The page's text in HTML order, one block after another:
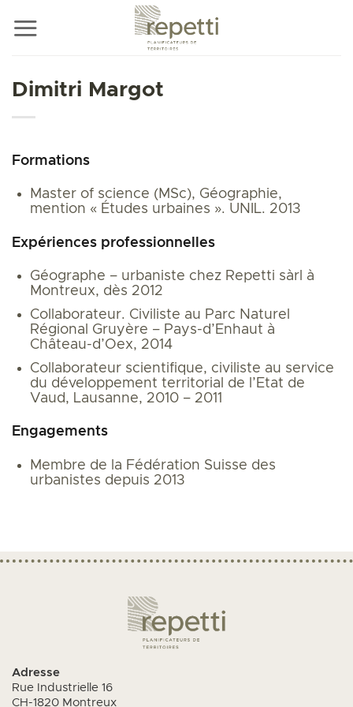
au
contenu
Dimitri Margot
Formations
Master of science (MSc), Géographie,
mention « Études urbaines ». UNIL. 2013
Expériences professionnelles
Géographe – urbaniste chez Repetti sàrl à
Montreux, dès 2012
Collaborateur. Civiliste au Parc Naturel
Régional Gruyère – Pays-d’Enhaut à
Château-d’Oex, 2014
Collaborateur scientifique, civiliste au service
du développement territorial de l’Etat de
Vaud, Lausanne, 2010 – 2011
Engagements
Membre de la Fédération Suisse des
urbanistes depuis 2013
Adresse
Rue Industrielle 16
CH-1820 Montreux